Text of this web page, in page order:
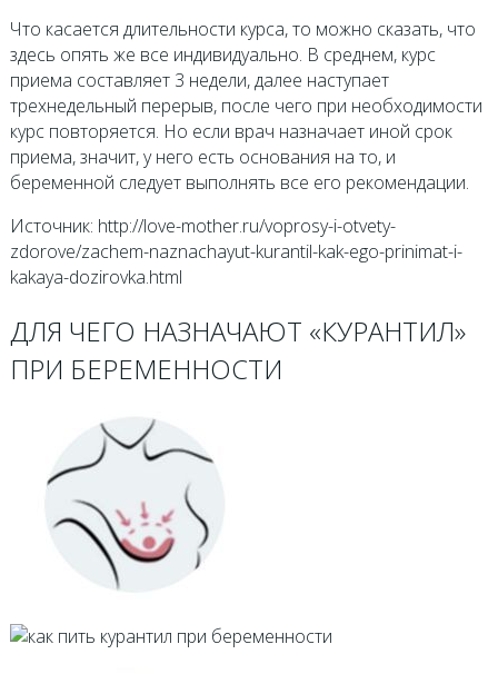
Что касается длительности курса, то можно сказать, что
здесь опять же все индивидуально. В среднем, курс
приема составляет 3 недели, далее наступает
трехнедельный перерыв, после чего при необходимости
курс повторяется. Но если врач назначает иной срок
приема, значит, у него есть основания на то, и
беременной следует выполнять все его рекомендации.
Источник: http://love-mother.ru/voprosy-i-otvety-
zdorove/zachem-naznachayut-kurantil-kak-ego-prinimat-i-
kakaya-dozirovka.html
ДЛЯ ЧЕГО НАЗНАЧАЮТ «КУРАНТИЛ»
ПРИ БЕРЕМЕННОСТИ